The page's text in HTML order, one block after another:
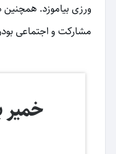
ورزی بیاموزد. همچنین
مشارکت و اجتماعی
خمیر